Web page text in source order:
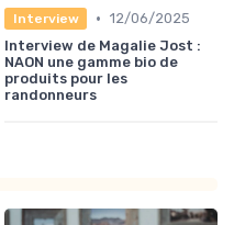
Interview • 12/06/2025
Interview de Magalie Jost :
NAON une gamme bio de
produits pour les
randonneurs